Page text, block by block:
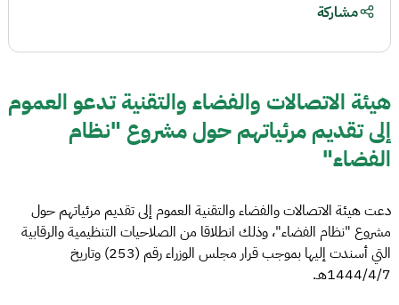
هيئة الاتصالات والفضاء والتقنية تدعو العموم
إلى تقديم مرئياتهم حول مشروع "نظام
الفضاء"
دعت هيئة الاتصالات والفضاء والتقنية العموم إلى تقديم مرئياتهم حول
مشروع "نظام الفضاء"، وذلك انطلاقا من الصلاحيات التنظيمية والرقابية
التي أسندت إليها بموجب قرار مجلس الوزراء رقم (253) وتاريخ
1444/4/7هـ.
مشاركة